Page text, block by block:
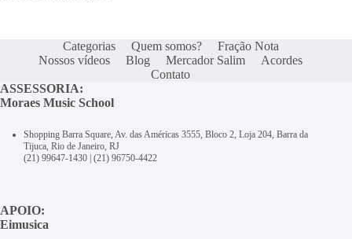
Categorias Quem somos?
Fração Nota
Nossos vídeos
Blog Mercador Salim
Acordes
Contato
ASSESSORIA:
Moraes Music School
Shopping Barra Square, Av. das Américas 3555, Bloco 2, Loja 204, Barra da
Tijuca, Rio de Janeiro, RJ
(21) 99647-1430 (21) 96750-4422
APOIO:
Eimusica